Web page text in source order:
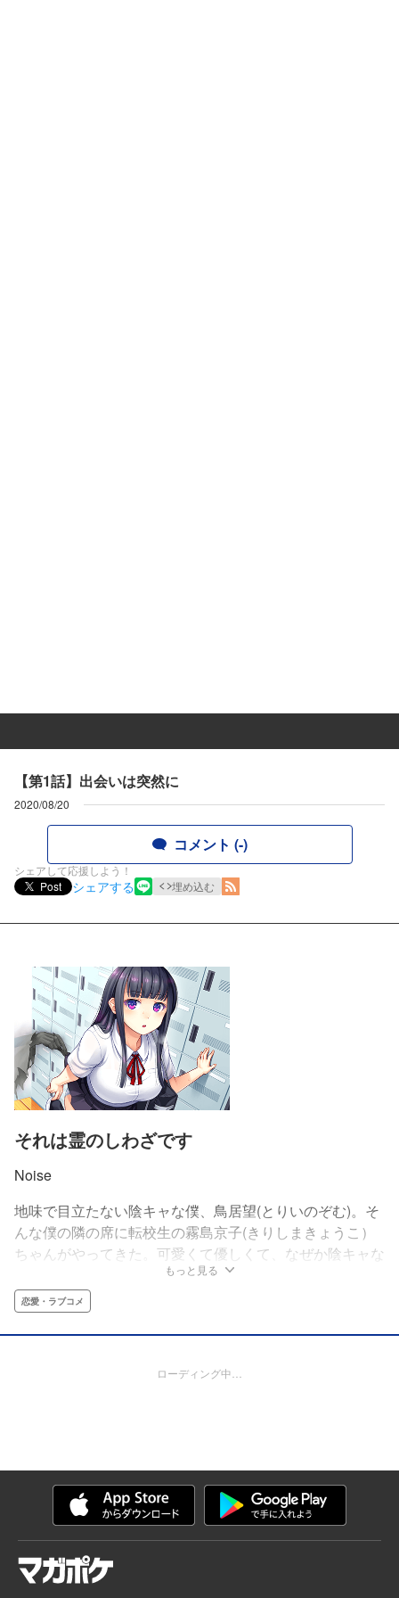
【第1話】出会いは突然に
2020/08/20
コメント (-)
シェアして応援しよう！
Post
シェアする 埋め込む
それは霊のしわざです
Noise
地味で目立たない陰キャな僕、鳥居望(とりいのぞむ)。そ
んな僕の隣の席に転校生の霧島京子(きりしまきょうこ）
ちゃんがやってきた。可愛くて優しくて、なぜか陰キャな
僕にも積極的に話しかけてくれる…！だけど僕はなるべく
彼女にかかわりたくない。――だって、彼女には僕にだけ
見える“霊”が憑いてるんだ!!!!ちょっとエッチで、とびきり
ピュアで、ところによりホラー（!?）な新感覚ラブコメデ
もっと見る
恋愛・ラブコメ
ローディング中…